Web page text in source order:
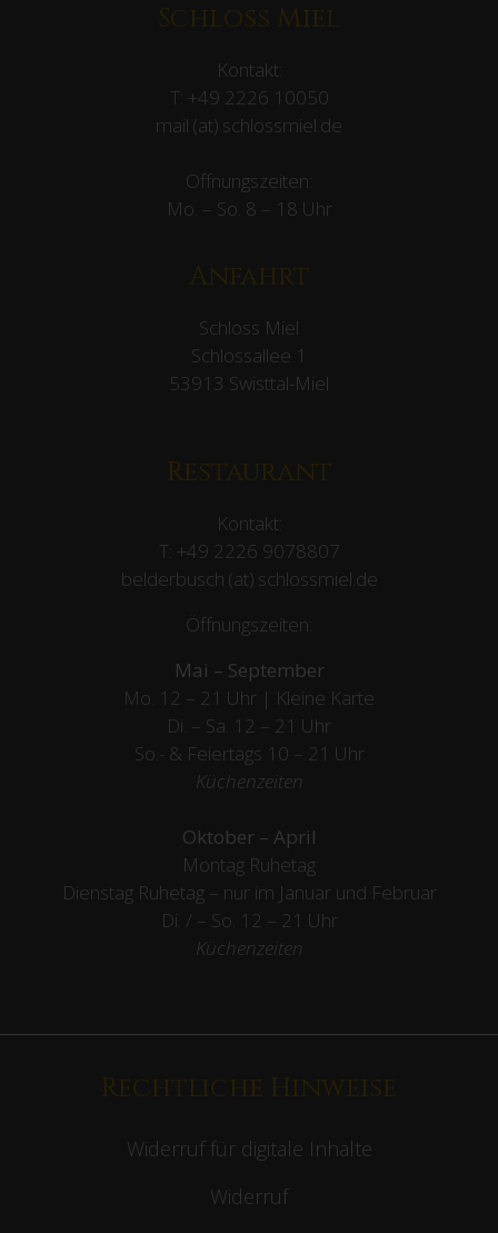
Schloss Miel
Kontakt:
T: +49 2226 10050
mail (at) schlossmiel.de
Öffnungszeiten:
Mo. – So. 8 – 18 Uhr
Anfahrt
Schloss Miel
Schlossallee 1
53913 Swisttal-Miel
Restaurant
Kontakt:
T: +49 2226 9078807
belderbusch (at) schlossmiel.de
Öffnungszeiten:
Mai – September
Mo. 12 – 21 Uhr | Kleine Karte
Di. – Sa. 12 – 21 Uhr
So.- & Feiertags 10 – 21 Uhr
Küchenzeiten
Oktober – April
Montag Ruhetag
Dienstag Ruhetag – nur im Januar und Februar
Di. / – So. 12 – 21 Uhr
Küchenzeiten
Rechtliche Hinweise
Widerruf für digitale Inhalte
Widerruf